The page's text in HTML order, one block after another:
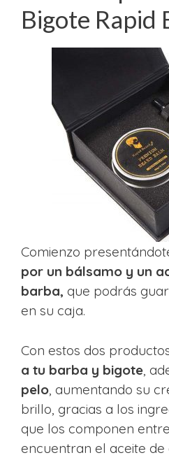
Bigote Rapid
Comienzo
por un bálsamo y un
barba, que podrás
en su caja.
Con estos dos
a tu barba y bigote ,
pelo , aumentando su
brillo, gracias a los
que los componen
encuentran el aceite de